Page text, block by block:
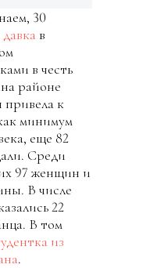
30
давка в
в честь
районе
привела к
минимум
еще 82
Среди
97 женщин и
В числе
22
В том
из
.